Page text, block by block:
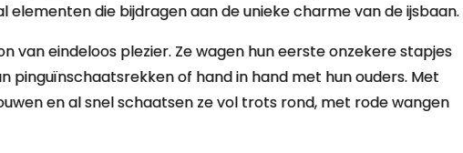
elementen die bijdragen aan de unieke charme van de ijsbaan.
van eindeloos plezier. Ze wagen hun eerste onzekere stapjes
pinguïnschaatsrekken of hand in hand met hun ouders. Met
en al snel schaatsen ze vol trots rond, met rode wangen